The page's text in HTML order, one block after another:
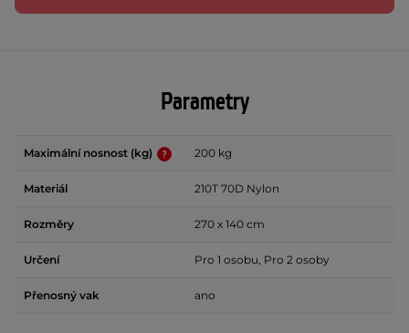
Parametry
Maximální nosnost (kg) 200 kg
Materiál 210T 70D Nylon
Rozměry 270 x 140 cm
Určení Pro 1 osobu, Pro 2 osoby
Přenosný vak ano